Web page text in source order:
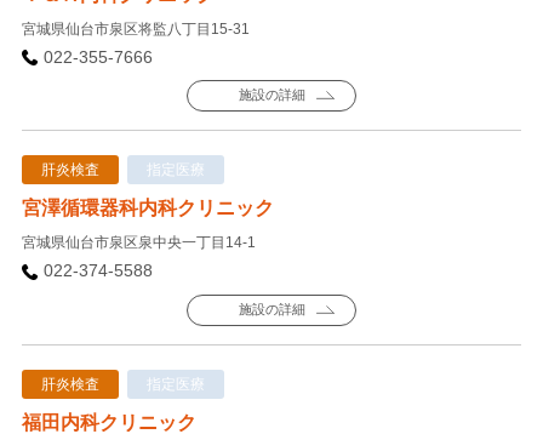
宮城県仙台市泉区将監八丁目15-31
022-355-7666
施設の詳細
肝炎検査 指定医療
宮澤循環器科内科クリニック
宮城県仙台市泉区泉中央一丁目14-1
022-374-5588
施設の詳細
肝炎検査 指定医療
福田内科クリニック